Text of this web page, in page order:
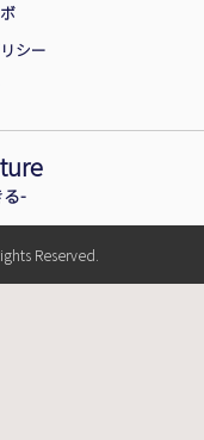
シー
-
Reserved.